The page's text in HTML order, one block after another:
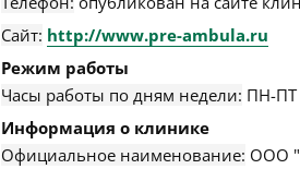
Сайт: http://www.pre-ambula.ru
Режим работы
Часы работы по дням недели: ПН-ПТ
Информация о клинике
Официальное наименование: ООО